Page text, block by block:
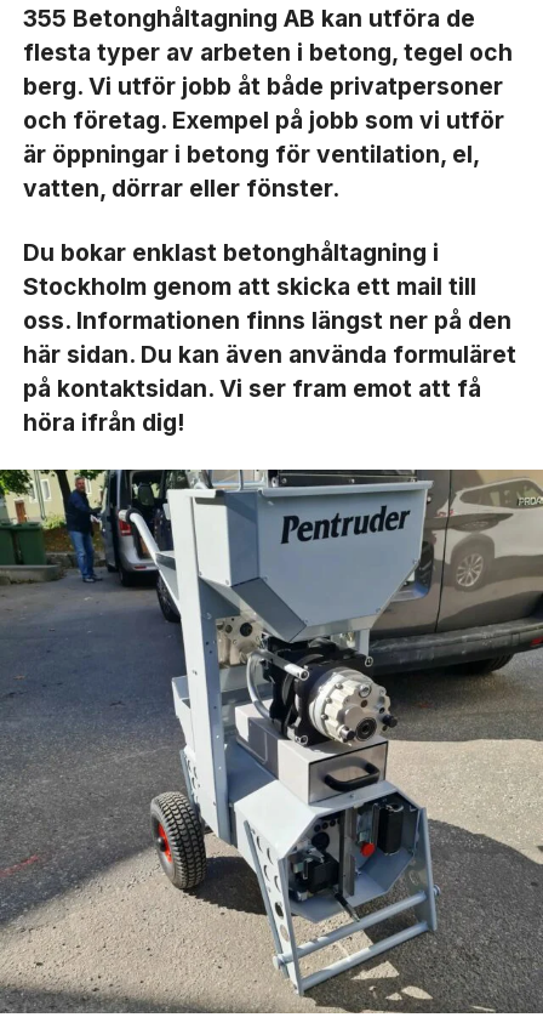
355 Betonghåltagning AB kan utföra de
flesta typer av arbeten i betong, tegel och
berg. Vi utför jobb åt både privatpersoner
och företag. Exempel på jobb som vi utför
är öppningar i betong för ventilation, el,
vatten, dörrar eller fönster.
Du bokar enklast betonghåltagning i
Stockholm genom att skicka ett mail till
oss. Informationen finns längst ner på den
här sidan. Du kan även använda formuläret
på kontaktsidan. Vi ser fram emot att få
höra ifrån dig!